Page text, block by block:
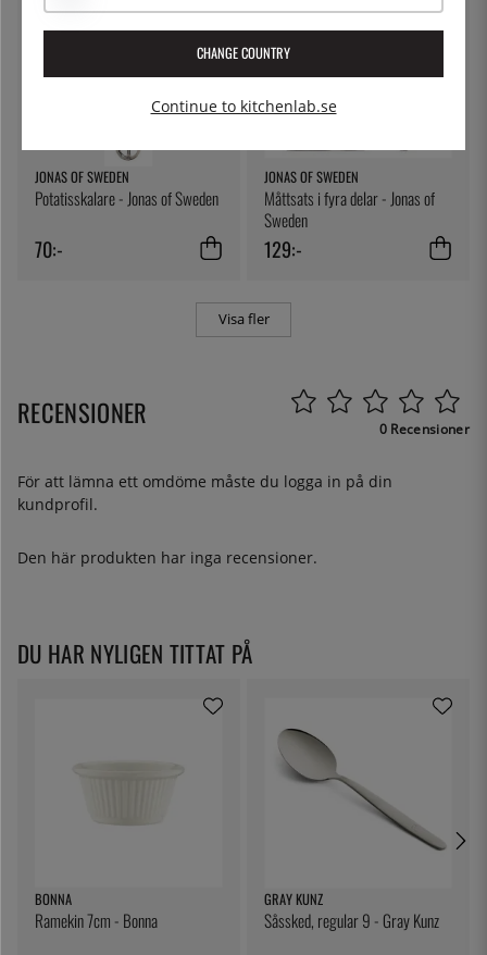
JONAS OF SWEDEN
Potatisskalare - Jonas of Sweden
70:-
JONAS OF SWEDEN
Måttsats i fyra delar - Jonas of
Sweden
129:-
Visa fler
RECENSIONER 0 Recensioner
För att lämna ett omdöme måste du logga in på din
kundprofil.
Den här produkten har inga recensioner.
DU HAR NYLIGEN TITTAT PÅ
BONNA
Ramekin 7cm - Bonna
GRAY KUNZ
Såssked, regular 9 - Gray Kunz
CHANGE COUNTRY
Continue to kitchenlab.se